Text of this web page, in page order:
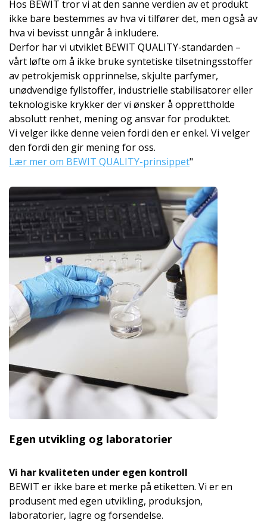
Hos BEWIT tror vi at den sanne verdien av et produkt
ikke bare bestemmes av hva vi tilfører det, men også av
hva vi bevisst unngår å inkludere.
Derfor har vi utviklet BEWIT QUALITY-standarden –
vårt løfte om å ikke bruke syntetiske tilsetningsstoffer
av petrokjemisk opprinnelse, skjulte parfymer,
unødvendige fyllstoffer, industrielle stabilisatorer eller
teknologiske krykker der vi ønsker å opprettholde
absolutt renhet, mening og ansvar for produktet.
Vi velger ikke denne veien fordi den er enkel. Vi velger
den fordi den gir mening for oss.
Lær mer om BEWIT QUALITY-prinsippet"
Egen utvikling og laboratorier
Vi har kvaliteten under egen kontroll
BEWIT er ikke bare et merke på etiketten. Vi er en
produsent med egen utvikling, produksjon,
laboratorier, lagre og forsendelse.